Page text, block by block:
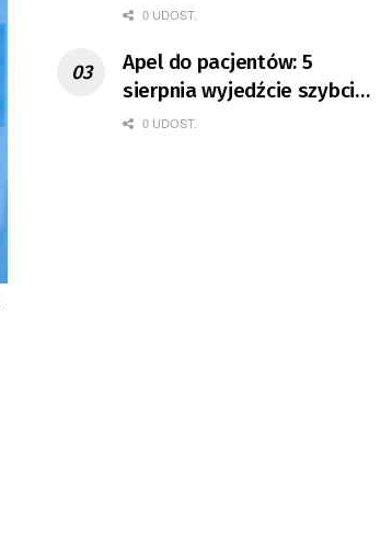
Tour de Pologne
0 UDOST.
Apel do pacjentów: 5
sierpnia wyjedźcie szybciej
z domów
0 UDOST.